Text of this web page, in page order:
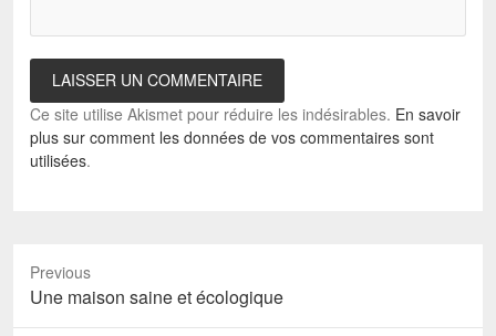
Ce site utilise Akismet pour réduire les indésirables. En savoir
plus sur comment les données de vos commentaires sont
utilisées.
Previous
Previous
post:
Une maison saine et écologique